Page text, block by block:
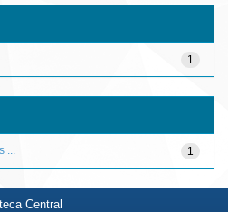
1
1
Central